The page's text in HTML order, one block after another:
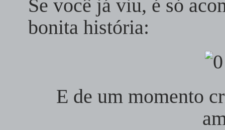
Se você já viu, é só
bonita história:
E de um momento